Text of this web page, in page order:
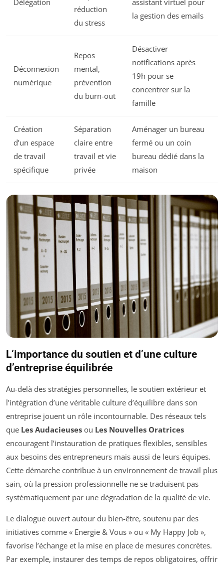
Délégation
réduction
du stress
assistant virtuel pour
la gestion des emails
Déconnexion
numérique
Repos
mental,
prévention
du burn-out
Désactiver
notifications après
19h pour se
concentrer sur la
famille
Création
d’un espace
de travail
spécifique
Séparation
claire entre
travail et vie
privée
Aménager un bureau
fermé ou un coin
bureau dédié dans la
maison
L’importance du soutien et d’une culture
d’entreprise équilibrée
Au-delà des stratégies personnelles, le soutien extérieur et
l’intégration d’une véritable culture d’équilibre dans son
entreprise jouent un rôle incontournable. Des réseaux tels
que Les Audacieuses ou Les Nouvelles Oratrices
encouragent l’instauration de pratiques flexibles, sensibles
aux besoins des entrepreneurs mais aussi de leurs équipes.
Cette démarche contribue à un environnement de travail plus
sain, où la pression professionnelle ne se traduisent pas
systématiquement par une dégradation de la qualité de vie.
Le dialogue ouvert autour du bien-être, soutenu par des
initiatives comme « Energie & Vous » ou « My Happy Job »,
favorise l’échange et la mise en place de mesures concrètes.
Par exemple, instaurer des temps de repos obligatoires, offrir